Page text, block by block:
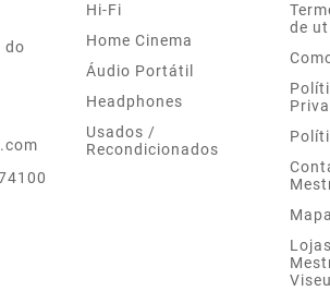
do
Hi-Fi
Home Cinema
Áudio Portátil
Headphones
Usados /
Recondicionados
de
Lojas